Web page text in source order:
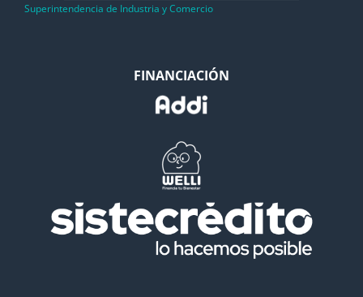
Superintendencia de Industria y Comercio
FINANCIACIÓN